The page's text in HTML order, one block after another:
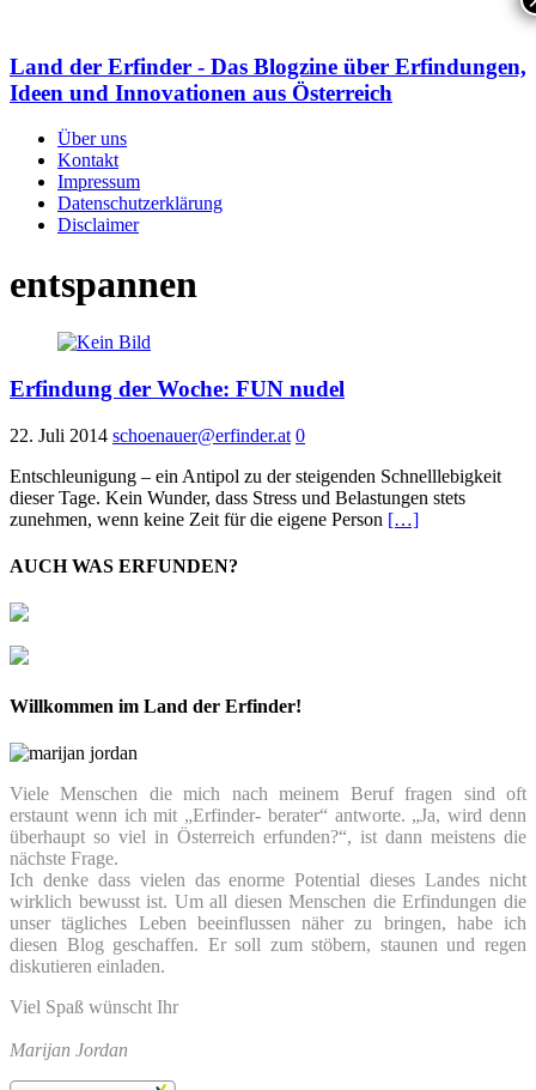
Land der Erfinder - Das Blogzine über Erfindungen,
Ideen und Innovationen aus Österreich
Über uns
Kontakt
Impressum
Datenschutzerklärung
Disclaimer
entspannen
Erfindung der Woche: FUN nudel
22. Juli 2014 schoenauer@erfinder.at 0
Entschleunigung – ein Antipol zu der steigenden Schnelllebigkeit
dieser Tage. Kein Wunder, dass Stress und Belastungen stets
zunehmen, wenn keine Zeit für die eigene Person […]
AUCH WAS ERFUNDEN?
Willkommen im Land der Erfinder!
Viele Menschen die mich nach meinem Beruf fragen sind oft
erstaunt wenn ich mit „Erfinder- berater“ antworte. „Ja, wird denn
überhaupt so viel in Österreich erfunden?“, ist dann meistens die
nächste Frage.
Ich denke dass vielen das enorme Potential dieses Landes nicht
wirklich bewusst ist. Um all diesen Menschen die Erfindungen die
unser tägliches Leben beeinflussen näher zu bringen, habe ich
diesen Blog geschaffen. Er soll zum stöbern, staunen und regen
diskutieren einladen.
Viel Spaß wünscht Ihr
Marijan Jordan